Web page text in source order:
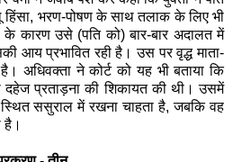
ने पत्नी को गुजारा भत्ता देने से इंकार भी कर
के डेढ़ साल बाद ही पति का घर छोड़
कभी उकसाया नहीं था। पति ने उसे घर
कोई जवाब नहीं मिला तो उसने फैमिली
याचिका दायर की। इस बीच पत्नी ने
दायर कर दी। फैमिली कोर्ट ने पति की
खारिज कर दी। पत्नी ने ट्रायल कोर्ट
की तो पति ने इस मुकदमे पर चल रही
दी। माननीय न्यायाधीश महोदय ने यह